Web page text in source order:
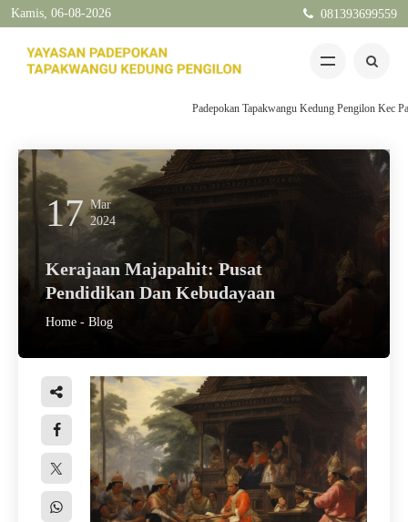
Kamis, 06-08-2026 081393699559
Padepokan Tapakwangu Kedung Pengilon Kec
17 Mar
2024
Kerajaan Majapahit: Pusat
Pendidikan Dan Kebudayaan
Home - Blog